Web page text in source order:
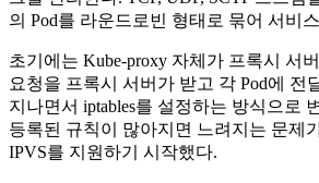
의 Pod를 라운드로빈 형태로 묶어 서비
초기에는 Kube-proxy 자체가 프록시 서
요청을 프록시 서버가 받고 각 Pod에 전
지나면서 iptables를 설정하는 방식으로
등록된 규칙이 많아지면 느려지는 문제
IPVS를 지원하기 시작했다.